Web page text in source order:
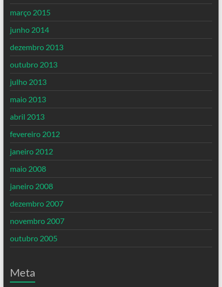
março 2015
junho 2014
dezembro 2013
outubro 2013
julho 2013
maio 2013
abril 2013
fevereiro 2012
janeiro 2012
maio 2008
janeiro 2008
dezembro 2007
novembro 2007
outubro 2005
Meta